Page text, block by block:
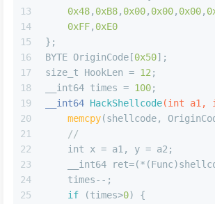
13
14
15
16
17
18
19
20
21
22
23
24
25
0x48, 0xB8, 0x00, 0x00, 0x00,
0xFF, 0xE0
};
BYTE OriginCode[0x50];
size_t HookLen = 12 ;
__int64 times = 100;
__int64 HackShellcode(int a1,
memcpy(shellcode,
//
int x = a1, y = a2;
__int64
    times--;
if (times>0) {